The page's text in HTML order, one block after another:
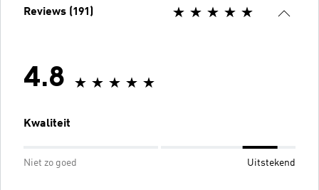
Reviews (191)
4.8
Kwaliteit
Niet zo goed Uitstekend